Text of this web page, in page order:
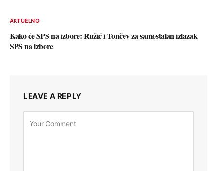
AKTUELNO
Kako će SPS na izbore: Ružić i Tončev za samostalan izlazak
SPS na izbore
LEAVE A REPLY